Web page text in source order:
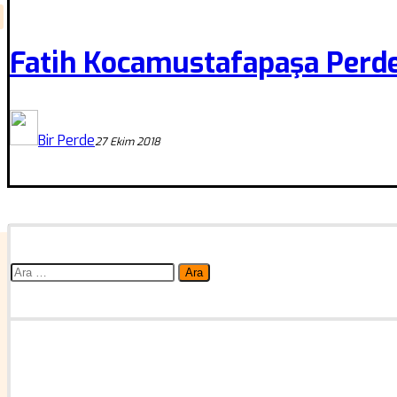
Fatih Kocamustafapaşa
Bir Perde27 Ekim 2018
Arama: